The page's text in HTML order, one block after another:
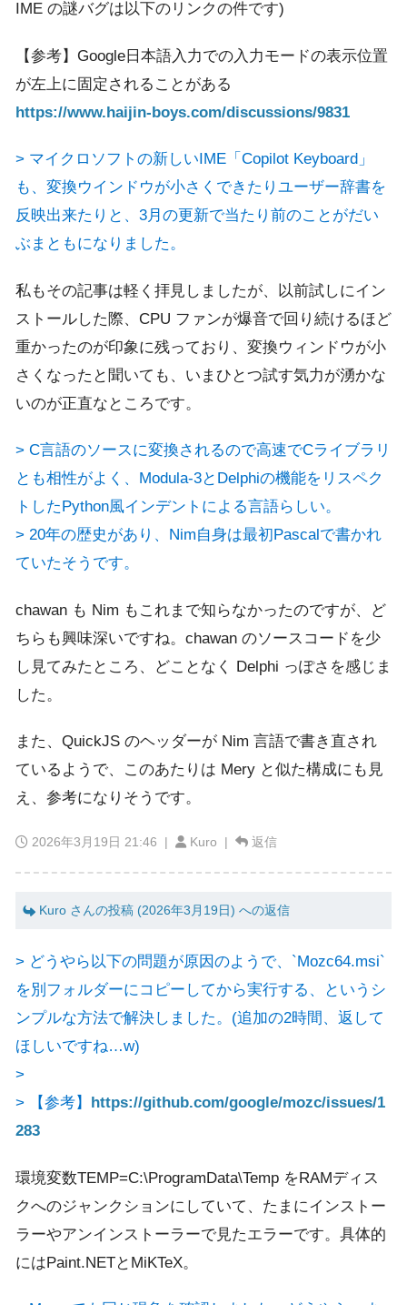
IME の謎バグは以下のリンクの件です)
【参考】Google日本語入力での入力モードの表示位置
が左上に固定されることがある
https://www.haijin-boys.com/discussions/9831
> マイクロソフトの新しいIME「Copilot Keyboard」
も、変換ウインドウが小さくできたりユーザー辞書を
反映出来たりと、3月の更新で当たり前のことがだい
ぶまともになりました。
私もその記事は軽く拝見しましたが、以前試しにイン
ストールした際、CPU ファンが爆音で回り続けるほど
重かったのが印象に残っており、変換ウィンドウが小
さくなったと聞いても、いまひとつ試す気力が湧かな
いのが正直なところです。
> C言語のソースに変換されるので高速でCライブラリ
とも相性がよく、Modula-3とDelphiの機能をリスペク
トしたPython風インデントによる言語らしい。
> 20年の歴史があり、Nim自身は最初Pascalで書かれ
ていたそうです。
chawan も Nim もこれまで知らなかったのですが、ど
ちらも興味深いですね。chawan のソースコードを少
し見てみたところ、どことなく Delphi っぽさを感じま
した。
また、QuickJS のヘッダーが Nim 言語で書き直され
ているようで、このあたりは Mery と似た構成にも見
え、参考になりそうです。
2026年3月19日 21:46 | Kuro | 返信
Kuro さんの投稿 (2026年3月19日) への返信
> どうやら以下の問題が原因のようで、`Mozc64.msi`
を別フォルダーにコピーしてから実行する、というシ
ンプルな方法で解決しました。(追加の2時間、返して
ほしいですね…w)
>
> 【参考】 https://github.com/google/mozc/issues/1
283
環境変数TEMP=C:\ProgramData\Temp をRAMディス
クへのジャンクションにしていて、たまにインストー
ラーやアンインストーラーで見たエラーです。具体的
にはPaint.NETとMiKTeX。